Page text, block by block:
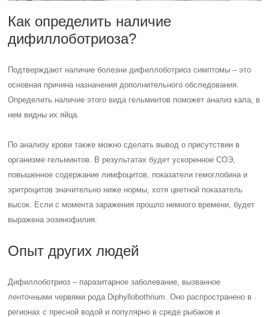
Как определить наличие
дифиллоботриоза?
Подтверждают наличие болезни дифиллоботриоз симптомы – это
основная причина назначения дополнительного обследования.
Определить наличие этого вида гельминтов поможет анализ кала, в
нем видны их яйца.
По анализу крови также можно сделать вывод о присутствии в
организме гельминтов. В результатах будет ускоренное СОЭ,
повышенное содержание лимфоцитов, показатели гемоглобина и
эритроцитов значительно ниже нормы, хотя цветной показатель
высок. Если с момента заражения прошло немного времени, будет
выражена эозинофилия.
Опыт других людей
Дифиллоботриоз – паразитарное заболевание, вызванное
ленточными червями рода Diphyllobothrium. Оно распространено в
регионах с пресной водой и популярно в среде рыбаков и